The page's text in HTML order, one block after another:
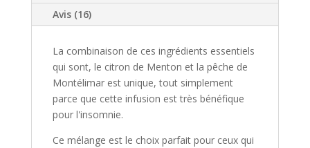
Avis (16)
La combinaison de ces ingrédients essentiels
qui sont, le citron de Menton et la pêche de
Montélimar est unique, tout simplement
parce que cette infusion est très bénéfique
pour l'insomnie.
Ce mélange est le choix parfait pour ceux qui